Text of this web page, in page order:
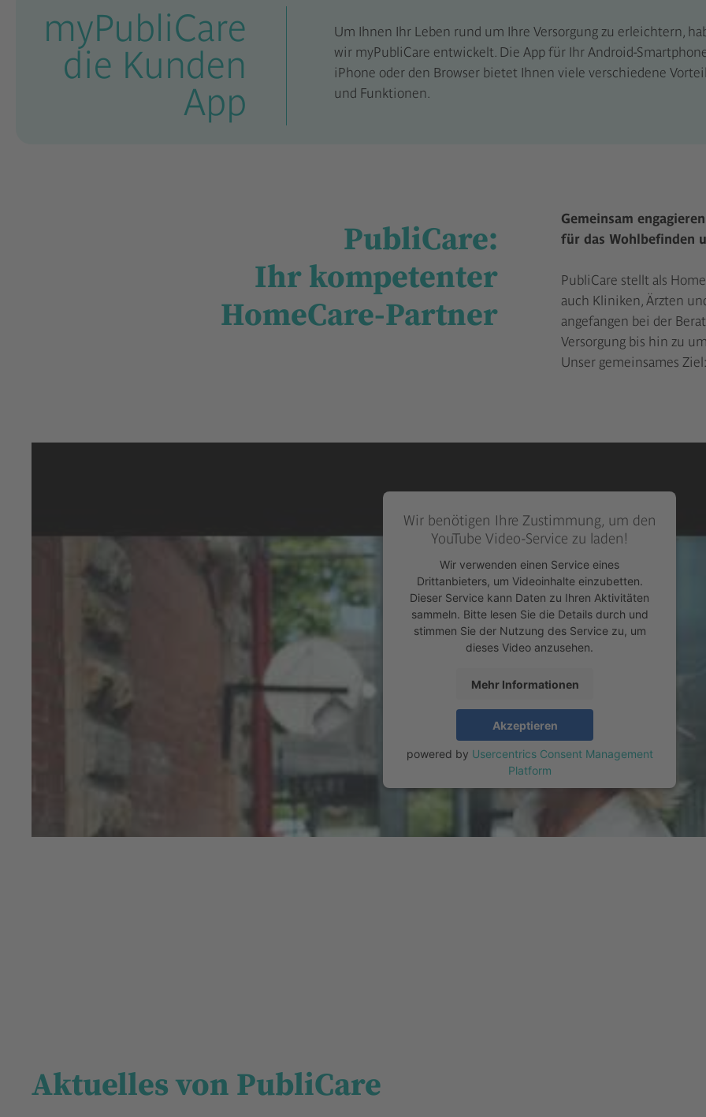
myPubliCare
die Kunden
App
Um Ihnen Ihr Leben rund um Ihre Versorgung zu erleichtern,
wir myPubliCare entwickelt. Die App für Ihr Android-
iPhone oder den Browser bietet Ihnen viele verschiedene
und Funktionen.
PubliCare:
Ihr kompetenter
HomeCare-Partner
Gemeinsam
für das Wohlbefinden
PubliCare stellt als
auch Kliniken, Ärzten
angefangen bei der
Versorgung bis hin zu
Unser gemeinsames
Wir benötigen Ihre Zustimmung, um den
YouTube Video-Service zu laden!
Wir verwenden einen Service eines
Drittanbieters, um Videoinhalte einzubetten.
Dieser Service kann Daten zu Ihren Aktivitäten
sammeln. Bitte lesen Sie die Details durch und
stimmen Sie der Nutzung des Service zu, um
dieses Video anzusehen.
Mehr Informationen
Akzeptieren
powered by Usercentrics Consent Management
Platform
Aktuelles von PubliCare